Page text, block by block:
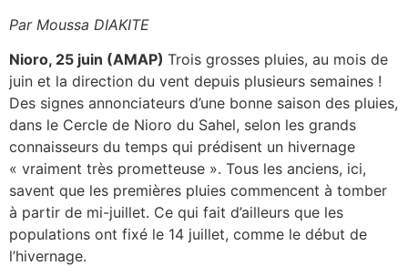
Par Moussa DIAKITE
Nioro, 25 juin (AMAP) Trois grosses pluies, au mois de
juin et la direction du vent depuis plusieurs semaines !
Des signes annonciateurs d’une bonne saison des pluies,
dans le Cercle de Nioro du Sahel, selon les grands
connaisseurs du temps qui prédisent un hivernage
« vraiment très prometteuse ». Tous les anciens, ici,
savent que les premières pluies commencent à tomber
à partir de mi-juillet. Ce qui fait d’ailleurs que les
populations ont fixé le 14 juillet, comme le début de
l’hivernage.